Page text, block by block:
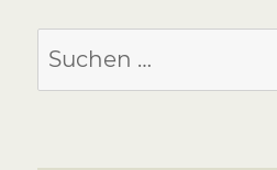
Suchen
nach: